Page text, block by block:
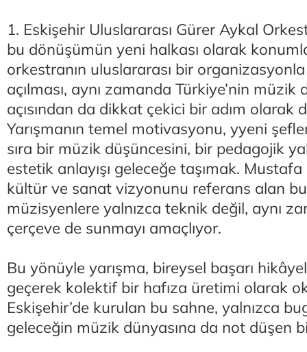
1. Eskişehir Uluslararası Gürer Aykal
bu dönüşümün yeni halkası olarak
orkestranın uluslararası bir
açılması, aynı zamanda Türkiye’nin müzik
açısından da dikkat çekici bir adım olarak
Yarışmanın temel motivasyonu, yyeni
sıra bir müzik düşüncesini, bir pedagojik
estetik anlayışı geleceğe taşımak.
kültür ve sanat vizyonunu referans alan bu
müzisyenlere yalnızca teknik değil, aynı
çerçeve de sunmayı amaçlıyor.
Bu yönüyle yarışma, bireysel başarı
geçerek kolektif bir hafıza üretimi olarak
Eskişehir’de kurulan bu sahne, yalnızca
geleceğin müzik dünyasına da not düşen